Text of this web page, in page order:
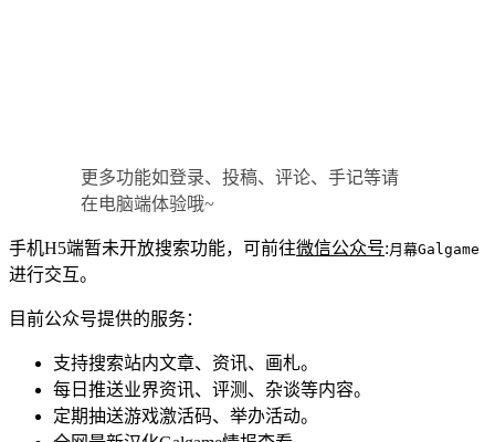
更多功能如登录、投稿、评论、手记等请
在电脑端体验哦~
手机H5端暂未开放搜索功能，可前往微信公众号:月幕Galgame
进行交互。
目前公众号提供的服务：
支持搜索站内文章、资讯、画札。
每日推送业界资讯、评测、杂谈等内容。
定期抽送游戏激活码、举办活动。